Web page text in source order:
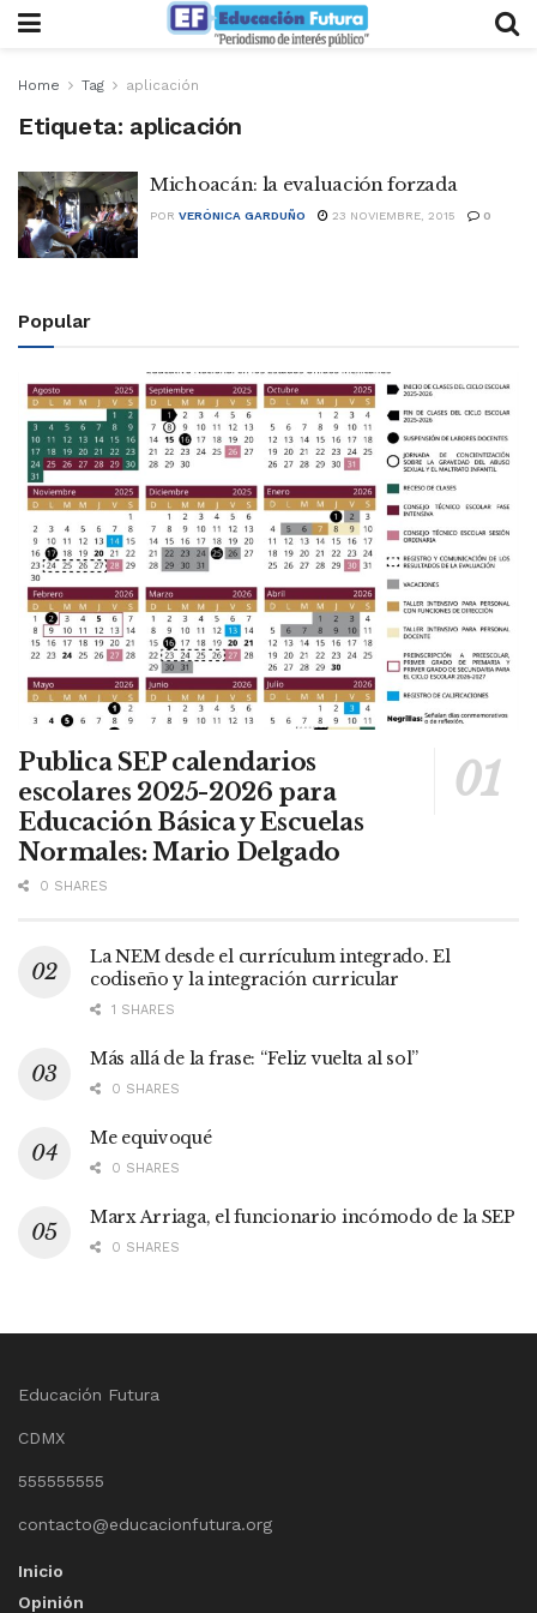
Home Tag aplicación
Etiqueta: aplicación
Michoacán: la evaluación forzada
POR VERÓNICA GARDUÑO 23 NOVIEMBRE, 2015 0
Popular
Publica SEP calendarios
escolares 2025-2026 para
Educación Básica y Escuelas
Normales: Mario Delgado
0 SHARES
La NEM desde el currículum integrado. El
codiseño y la integración curricular
1 SHARES
Más allá de la frase: “Feliz vuelta al sol”
0 SHARES
Me equivoqué
0 SHARES
Marx Arriaga, el funcionario incómodo de la SEP
0 SHARES
Educación Futura
CDMX
555555555
contacto@educacionfutura.org
Inicio
Opinión